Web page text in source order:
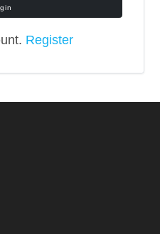
Register